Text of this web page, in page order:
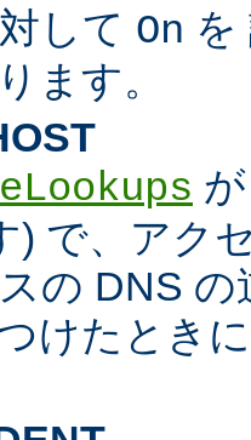
して On を
ます。
) で、アク
の DNS
けたとき